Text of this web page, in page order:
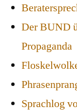
Der BUND
Propaganda
Sprachlog